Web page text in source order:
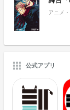
アニメ
公式アプリ